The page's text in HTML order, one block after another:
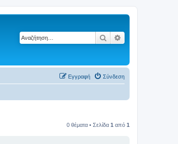
Αναζήτηση
Σύνδεση
Εγγραφή
0 θέματα • Σελίδα 1 από 1